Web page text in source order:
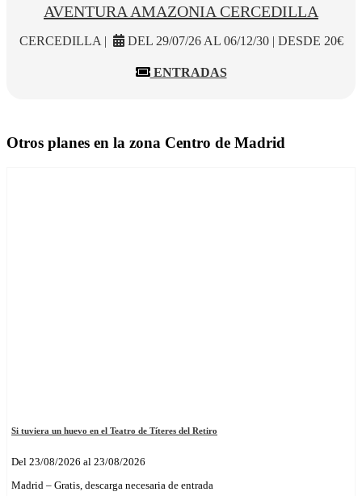
AVENTURA AMAZONIA CERCEDILLA
CERCEDILLA | DEL 29/07/26 AL 06/12/30 | DESDE 20€
ENTRADAS
Otros planes en la zona Centro de Madrid
Si tuviera un huevo en el Teatro de Títeres del Retiro
Del 23/08/2026 al 23/08/2026
Madrid – Gratis, descarga necesaria de entrada